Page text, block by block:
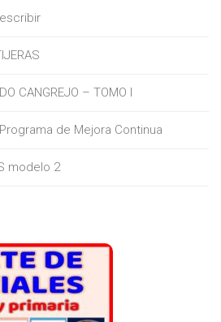
CANGREJO – TOMO I
de Mejora Continua
modelo 2